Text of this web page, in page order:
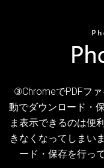
③ChromeでPDFフ
動でダウンロード・
ま表示できるのは便
きなくなってしまい
ード・保存を行っ